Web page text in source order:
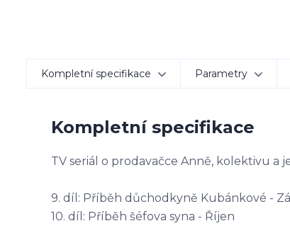
Kompletní specifikace Parametry
Kompletní specifikace
TV seriál o prodavačce Anně, kolektivu a
9. díl: Příběh důchodkyně Kubánkové -
10. díl: Příběh šéfova syna - Říjen